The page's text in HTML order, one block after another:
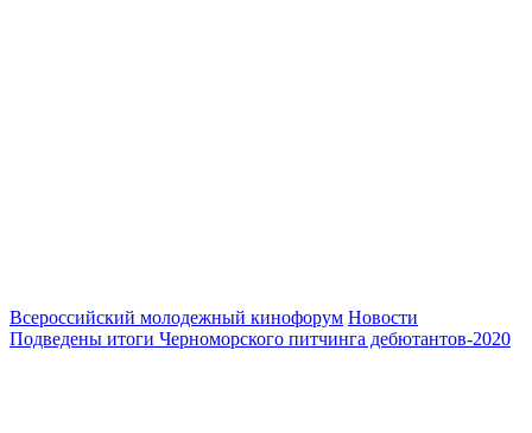
Всероссийский молодежный кинофорум Новости
Подведены итоги Черноморского питчинга дебютантов-2020